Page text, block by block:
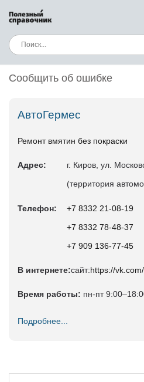
Сообщить об ошибке
АвтоГермес
Ремонт вмятин без покраски
Адрес:
г. Киров, ул.
(территория
Телефон:
+7 8332 21‑08-19
+7 8332 78‑48-37
+7 909 136‑77-45
В интернете:сайт:https://
Время работы: пн-пт
Подробнее...